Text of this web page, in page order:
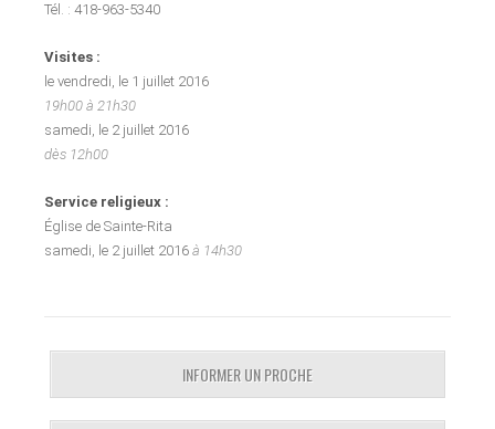
Tél. : 418-963-5340
Visites :
le vendredi, le 1 juillet 2016
19h00 à 21h30
samedi, le 2 juillet 2016
dès 12h00
Service religieux :
Église de Sainte-Rita
samedi, le 2 juillet 2016 à 14h30
INFORMER UN PROCHE